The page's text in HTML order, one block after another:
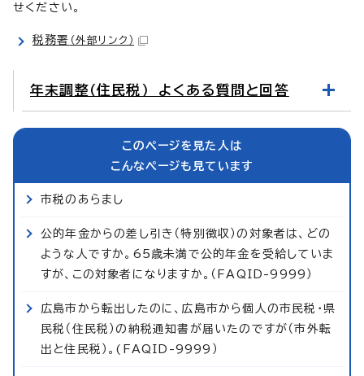
せください。
税務署 （外部リンク）
年末調整（住民税） よくある質問と回答
このページを見た人は
こんなページも見ています
市税のあらまし
公的年金からの差し引き（特別徴収）の対象者は、どの
ような人ですか。65歳未満で公的年金を受給していま
すが、この対象者になりますか。（FAQID-9999）
広島市から転出したのに、広島市から個人の市民税・県
民税（住民税）の納税通知書が届いたのですが（市外転
出と住民税）。(FAQID-9999）